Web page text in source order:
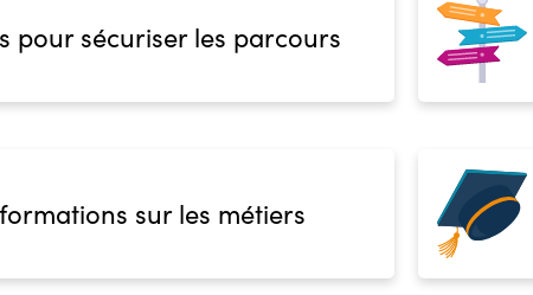
pour sécuriser les parcours
sur les métiers